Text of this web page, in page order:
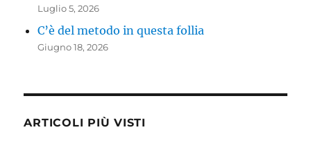
Luglio 5, 2026
C’è del metodo in questa follia
Giugno 18, 2026
ARTICOLI PIÙ VISTI